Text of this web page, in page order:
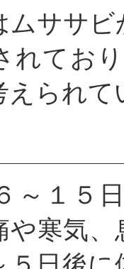
ササビ
れてお
えられて
１５
や寒気